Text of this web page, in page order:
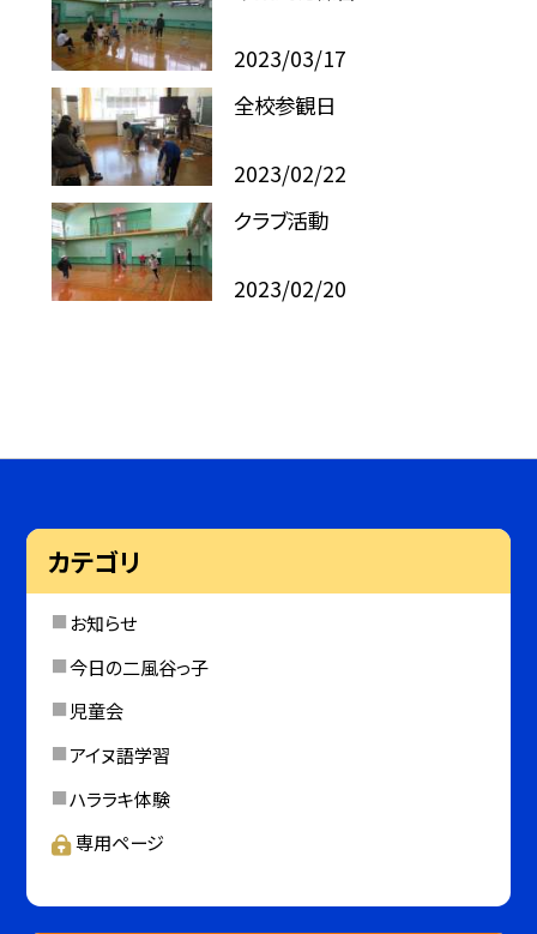
2023/03/17
全校参観日
2023/02/22
クラブ活動
2023/02/20
カテゴリ
お知らせ
今日の二風谷っ子
児童会
アイヌ語学習
ハララキ体験
専用ページ